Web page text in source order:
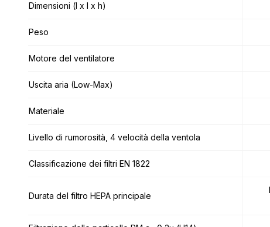
Dimensioni (l x l x h)
Peso
Motore del ventilatore
Uscita aria (Low-Max)
Materiale
Livello di rumorosità, 4 velocità della ventola
Classificazione dei filtri EN 1822
Durata del filtro HEPA principale
Dimensioni (l x l x h)
Peso
Motore del ventilatore
Uscita aria (Low-Max)
Materiale
Livello di rumorosità, 4 velocità della ventola
Classificazione dei filtri EN 1822
Durata del filtro HEPA principale